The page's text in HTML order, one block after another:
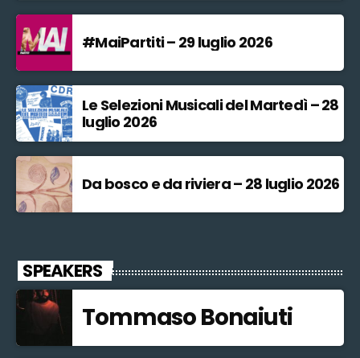
#MaiPartiti – 29 luglio 2026
Le Selezioni Musicali del Martedì – 28
luglio 2026
Da bosco e da riviera – 28 luglio 2026
SPEAKERS
Tommaso Bonaiuti